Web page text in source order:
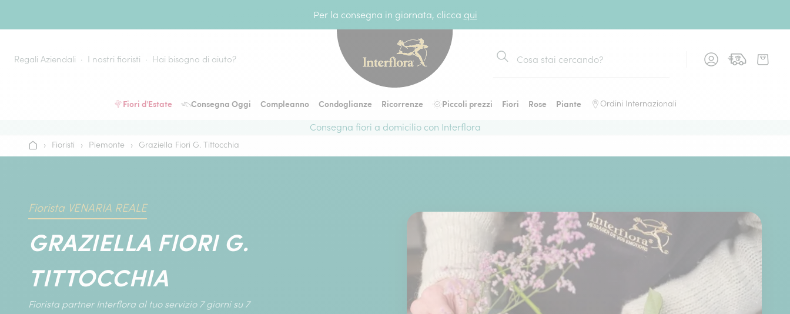
Per la consegna in giornata, clicca qui
Regali Aziendali I nostri fioristi Hai bisogno di aiuto?
Cerca
Fiori d'Estate Consegna Oggi Compleanno Condoglianze Ricorrenze Piccoli prezzi Fiori Rose Piante Ordini Internazionali
Consegna fiori a domicilio con Interflora
Home› Fioristi › Piemonte › Graziella Fiori G. Tittocchia
Fiorista VENARIA REALE
GRAZIELLA FIORI G.
TITTOCCHIA
Fiorista partner Interflora al tuo servizio 7 giorni su 7